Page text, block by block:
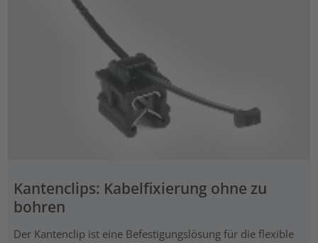
Kantenclips: Kabelfixierung ohne zu
bohren
Der Kantenclip ist eine Befestigungslösung für die flexible